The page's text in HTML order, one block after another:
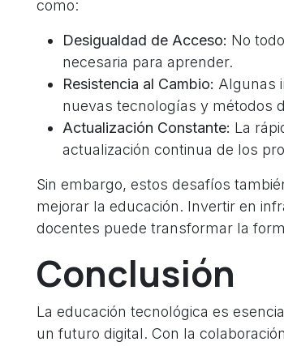
como:
Desigualdad de Acceso: No
necesaria para aprender.
Resistencia al Cambio: Algunas
nuevas tecnologías y métodos
Actualización Constante: La
actualización continua de los
Sin embargo, estos desafíos
mejorar la educación. Invertir en
docentes puede transformar la
Conclusión
La educación tecnológica es
un futuro digital. Con la